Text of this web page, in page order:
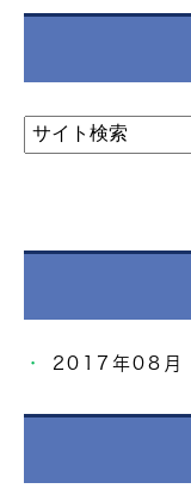
2017年08月